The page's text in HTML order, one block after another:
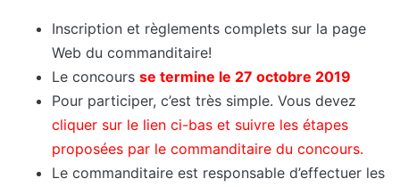
Inscription et règlements complets sur la page
Web du commanditaire!
Le concours se termine le 27 octobre 2019
Pour participer, c’est très simple. Vous devez
cliquer sur le lien ci-bas et suivre les étapes
proposées par le commanditaire du concours.
Le commanditaire est responsable d’effectuer les